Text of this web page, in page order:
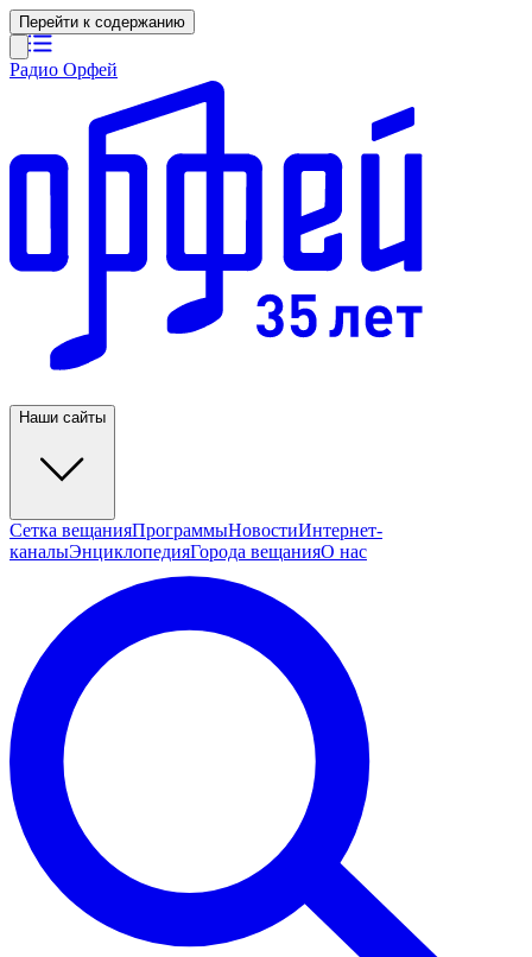
Перейти к содержанию
Радио Орфей
Наши сайты
Сетка вещанияПрограммыНовостиИнтернет-
каналыЭнциклопедияГорода вещанияО нас